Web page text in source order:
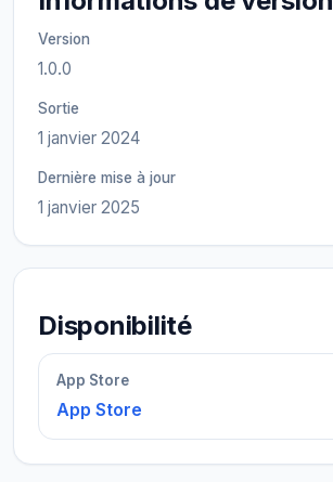
Version
1.0.0
Sortie
1 janvier 2024
Dernière mise à jour
1 janvier 2025
Disponibilité
App Store
App Store